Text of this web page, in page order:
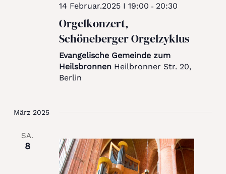
14 Februar.2025 I 19:00 - 20:30
Orgelkonzert,
Schöneberger Orgelzyklus
Evangelische Gemeinde zum
Heilsbronnen Heilbronner Str. 20,
Berlin
März 2025
SA.
8